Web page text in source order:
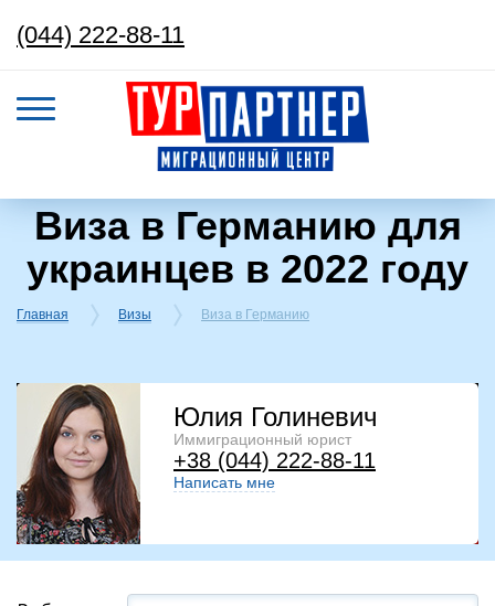
(044) 222-88-11
Виза в Германию для
украинцев в 2022 году
Главная Визы Виза в Германию
Юлия Голиневич
Иммиграционный юрист
+38 (044) 222-88-11
Написать мне